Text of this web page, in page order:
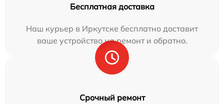
Бесплатная доставка
Наш курьер в Иркутске бесплатно доставит
ваше устройство на ремонт и обратно.
Срочный ремонт